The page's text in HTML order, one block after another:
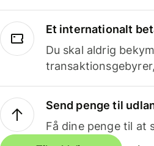
Et internationalt
Du skal aldrig
Send penge til
Få dine penge til